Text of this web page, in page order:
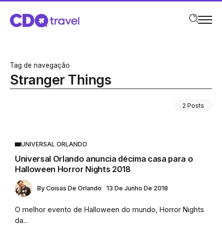
Tag de navegação
Stranger Things
2 Posts
UNIVERSAL ORLANDO
Universal Orlando anuncia décima casa para o
Halloween Horror Nights 2018
By Coisas De Orlando 13 De Junho De 2018
O melhor evento de Halloween do mundo, Horror Nights
da...